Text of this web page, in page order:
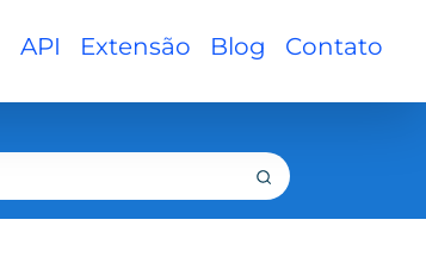
API Extensão Blog Contato